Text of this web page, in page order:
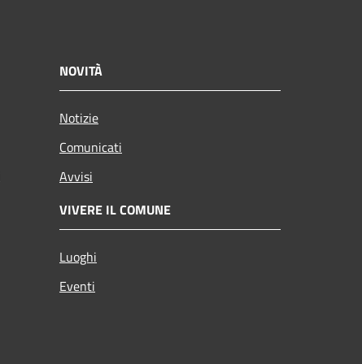
NOVITÀ
Notizie
Comunicati
Avvisi
VIVERE IL COMUNE
Luoghi
Eventi